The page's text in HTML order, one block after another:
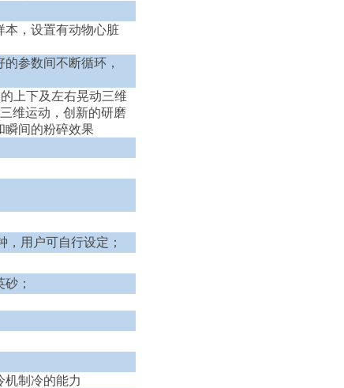
本，设置有动物心脏
参数间不断循环，
上下及左右晃动三维
维运动，创新的研磨
瞬间的粉碎效果
，用户可自行设定；
；
机制冷的能力